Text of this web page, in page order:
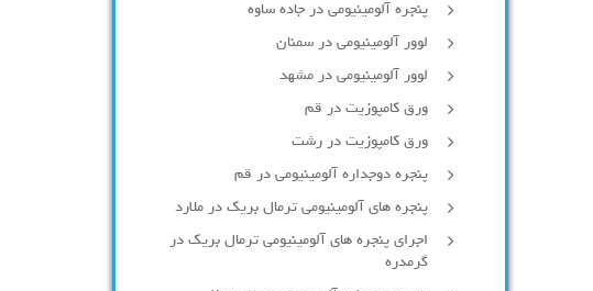
پنجره آلومینیومی در جاده ساوه
لوور آلومینیومی در سمنان
لوور آلومینیومی در مشهد
ورق کامپوزیت در قم
ورق کامپوزیت در رشت
پنجره دوجداره آلومينيومی در قم
پنجره های آلومینیومی ترمال بریک در ملارد
اجرای پنجره های آلومینیومی ترمال بریک در
گرمدره